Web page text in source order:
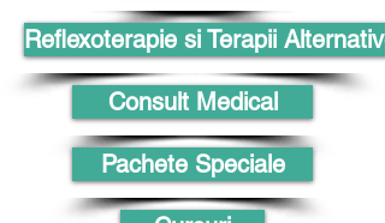
Reflexoterapie si Terapii Alternative
Consult Medical
Pachete Speciale